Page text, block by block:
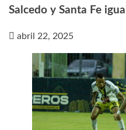
Salcedo y Santa Fe
abril 22, 2025